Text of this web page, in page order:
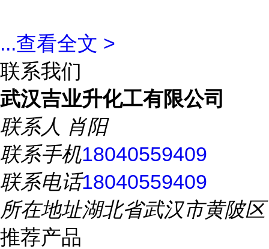
...查看全文 >
联系我们
武汉吉业升化工有限公司
联系人 肖阳
联系手机18040559409
联系电话18040559409
所在地址湖北省武汉市黄陂区
推荐产品